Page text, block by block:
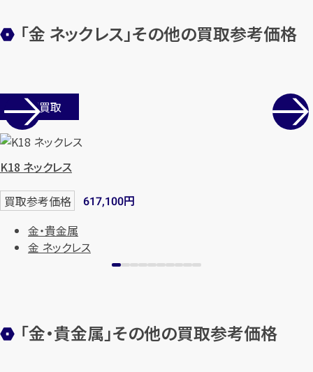
「金 ネックレス」その他の買取参考価格
店舗買取
K18 ネックレス
買取参考価格 617,100円
金・貴金属
金 ネックレス
「金・貴金属」その他の買取参考価格